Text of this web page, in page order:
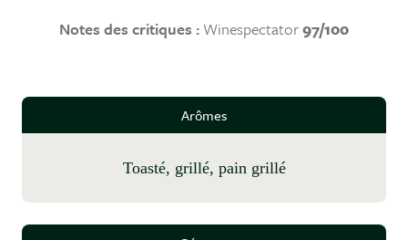
Notes des critiques : Winespectator97/100
Arômes
toasté, grillé, pain grillé